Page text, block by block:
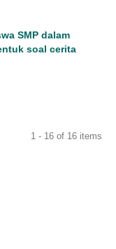
SMP dalam
soal cerita
1 - 16 of 16 items